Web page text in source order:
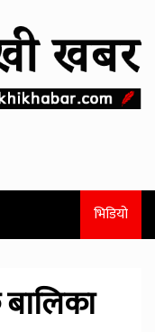
भिडियो